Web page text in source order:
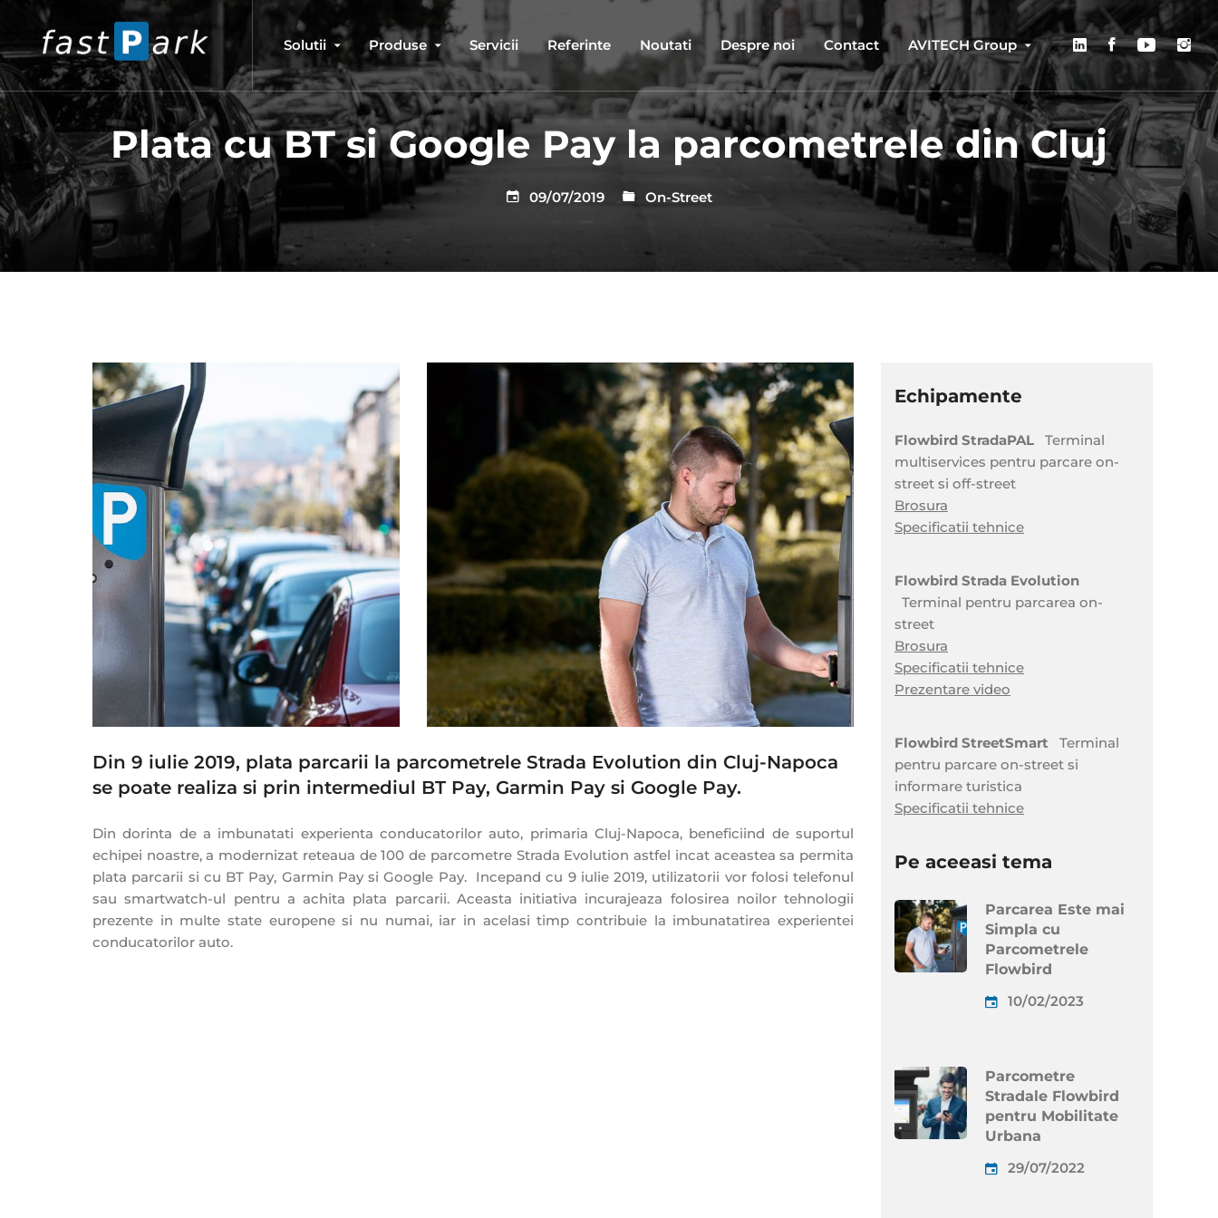
Solutii Produse Servicii Referinte Noutati Despre noi Contact AVITECH Group
Plata cu BT si Google Pay la parcometrele din Cluj
09/07/2019 On-Street
Din 9 iulie 2019, plata parcarii la parcometrele Strada Evolution din Cluj-Napoca
se poate realiza si prin intermediul BT Pay, Garmin Pay si Google Pay.
Din dorinta de a imbunatati experienta conducatorilor auto, primaria Cluj-Napoca, beneficiind de suportul
echipei noastre, a modernizat reteaua de 100 de parcometre Strada Evolution astfel incat aceastea sa permita
plata parcarii si cu BT Pay, Garmin Pay si Google Pay. Incepand cu 9 iulie 2019, utilizatorii vor folosi telefonul
sau smartwatch-ul pentru a achita plata parcarii. Aceasta initiativa incurajeaza folosirea noilor tehnologii
prezente in multe state europene si nu numai, iar in acelasi timp contribuie la imbunatatirea experientei
conducatorilor auto.
Echipamente
Flowbird StradaPAL Terminal
multiservices pentru parcare on-
street si off-street
Brosura
Specificatii tehnice
Flowbird Strada Evolution
Terminal pentru parcarea on-
street
Brosura
Specificatii tehnice
Prezentare video
Flowbird StreetSmart Terminal
pentru parcare on-street si
informare turistica
Specificatii tehnice
Pe aceeasi tema
Parcarea Este mai
Simpla cu
Parcometrele
Flowbird
10/02/2023
Parcometre
Stradale Flowbird
pentru Mobilitate
Urbana
29/07/2022